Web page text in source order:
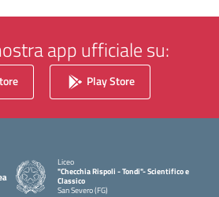
app ufficiale su:
Play Store
Liceo
"Checchia Rispoli - Tondi"- Scientifico e
Classico
San Severo (FG)